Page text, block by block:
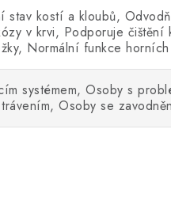
stav kostí a kloubů,
v krvi, Podporuje čištění
Normální funkce
systémem, Osoby s
Osoby se